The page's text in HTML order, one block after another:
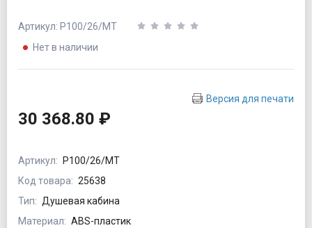
Артикул: P100/26/MT
Нет в наличии
Версия для печати
30 368.80 ₽
Артикул:
P100/26/MT
Код товара: 25638
Тип: Душевая кабина
Материал: ABS-пластик